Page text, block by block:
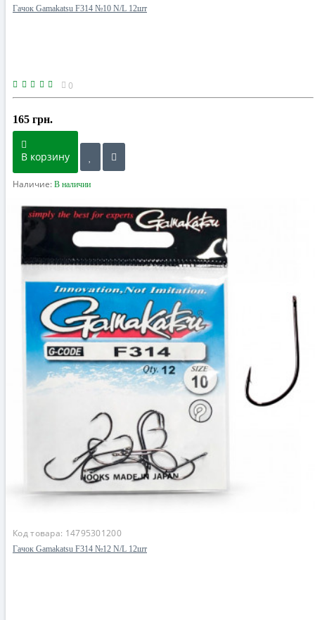
Гачок Gamakatsu F314 №10 N/L 12шт
0
165 грн.
В корзину
Наличие: В наличии
Код товара: 14795301200
Гачок Gamakatsu F314 №12 N/L 12шт